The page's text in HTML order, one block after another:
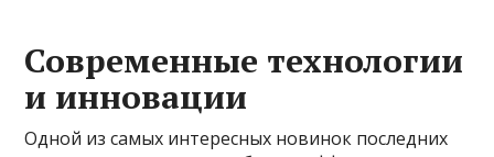
Современные технологии
и инновации
Одной из самых интересных новинок последних